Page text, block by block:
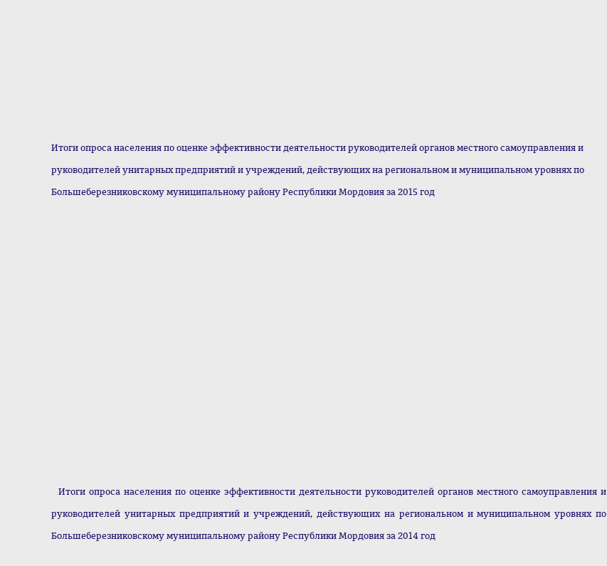
Итоги опроса населения по оценке эффективности деятельности руководителей органов местного самоуправления и
руководителей унитарных предприятий и учреждений, действующих на региональном и муниципальном уровнях по
Большеберезниковскому муниципальному району Республики Мордовия за 2015 год
Итоги опроса населения по оценке эффективности деятельности руководителей органов местного самоуправления и
руководителей унитарных предприятий и учреждений, действующих на региональном и муниципальном уровнях по
Большеберезниковскому муниципальному району Республики Мордовия за 2014 год